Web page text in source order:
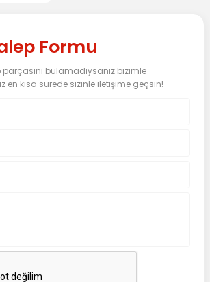
Formu
parçasını bulamadıysanız bizimle
en kısa sürede sizinle iletişime geçsin!